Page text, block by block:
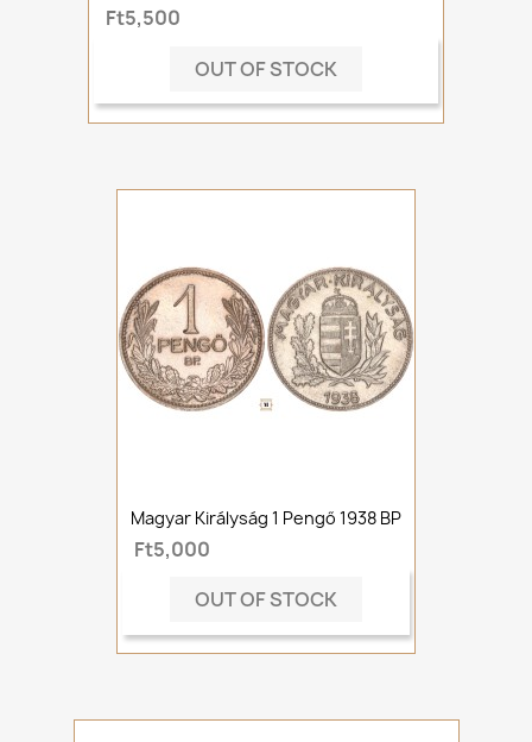
Ft5,500
OUT OF STOCK
Magyar Királyság 1 Pengő 1938 BP
Ft5,000
OUT OF STOCK